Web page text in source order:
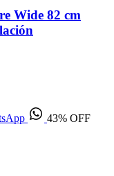
Wide 82 cm
43% OFF